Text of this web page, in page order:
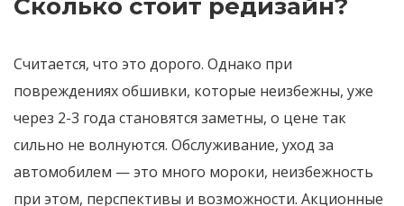
Сколько стоит редизайн?
Считается, что это дорого. Однако при
повреждениях обшивки, которые неизбежны, уже
через 2-3 года становятся заметны, о цене так
сильно не волнуются. Обслуживание, уход за
автомобилем — это много мороки, неизбежность
при этом, перспективы и возможности. Акционные